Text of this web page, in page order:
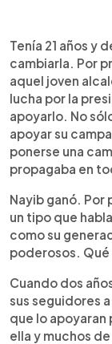
Tenía 21 años y
cambiarla. Por
aquel joven
lucha por la
apoyarlo. No
apoyar su
ponerse una
propagaba en
Nayib ganó. Por
un tipo que
como su
poderosos.
Cuando dos
sus seguidores
que lo apoyaran
ella y muchos